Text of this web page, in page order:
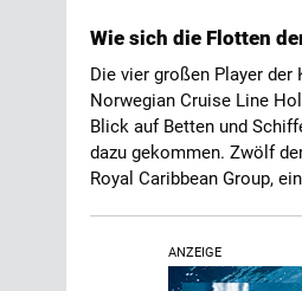
Wie sich die Flotten
Die vier großen Player der
Norwegian Cruise Line
Blick auf Betten und
dazu gekommen. Zwölf
Royal Caribbean Group,
ANZEIGE